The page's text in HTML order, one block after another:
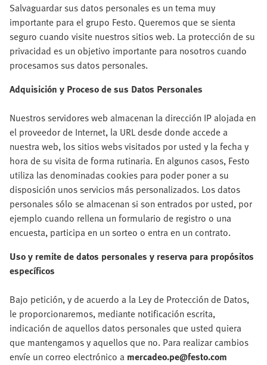
Salvaguardar sus datos personales es un tema muy
importante para el grupo Festo. Queremos que se sienta
seguro cuando visite nuestros sitios web. La protección de su
privacidad es un objetivo importante para nosotros cuando
procesamos sus datos personales.
Adquisición y Proceso de sus Datos Personales
Nuestros servidores web almacenan la dirección IP alojada en
el proveedor de Internet, la URL desde donde accede a
nuestra web, los sitios webs visitados por usted y la fecha y
hora de su visita de forma rutinaria. En algunos casos, Festo
utiliza las denominadas cookies para poder poner a su
disposición unos servicios más personalizados. Los datos
personales sólo se almacenan si son entrados por usted, por
ejemplo cuando rellena un formulario de registro o una
encuesta, participa en un sorteo o entra en un contrato.
Uso y remite de datos personales y reserva para propósitos
específicos
Bajo petición, y de acuerdo a la Ley de Protección de Datos,
le proporcionaremos, mediante notificación escrita,
indicación de aquellos datos personales que usted quiera
que mantengamos y aquellos que no. Para realizar cambios
envíe un correo electrónico a mercadeo.pe@festo.com